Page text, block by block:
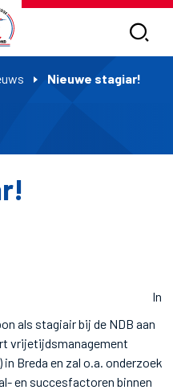
Nieuwe stagiar!
In
als stagiair bij de NDB aan
vrijetijdsmanagement
Breda en zal o.a. onderzoek
en succesfactoren binnen